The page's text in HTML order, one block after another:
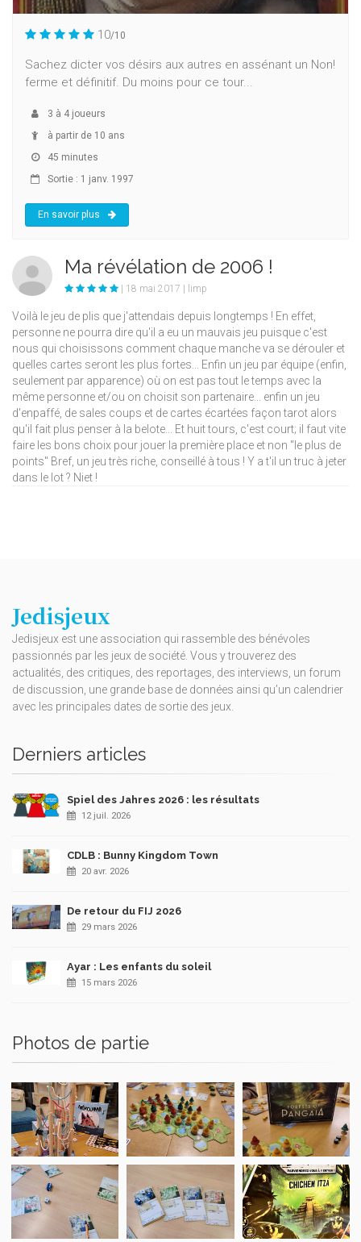
10/10
Sachez dicter vos désirs aux autres en assénant un Non!
ferme et définitif. Du moins pour ce tour...
3 à 4 joueurs
à partir de 10 ans
45 minutes
Sortie : 1 janv. 1997
En savoir plus
Ma révélation de 2006 !
| 18 mai 2017 | limp
Voilà le jeu de plis que j'attendais depuis longtemps ! En effet,
personne ne pourra dire qu'il a eu un mauvais jeu puisque c'est
nous qui choisissons comment chaque manche va se dérouler et
quelles cartes seront les plus fortes... Enfin un jeu par équipe (enfin,
seulement par apparence) où on est pas tout le temps avec la
même personne et/ou on choisit son partenaire... enfin un jeu
d'enpaffé, de sales coups et de cartes écartées façon tarot alors
qu'il fait plus penser à la belote... Et huit tours, c'est court; il faut vite
faire les bons choix pour jouer la première place et non "le plus de
points" Bref, un jeu très riche, conseillé à tous ! Y a t'il un truc à jeter
dans le lot ? Niet !
Jedisjeux
Jedisjeux est une association qui rassemble des bénévoles
passionnés par les jeux de société. Vous y trouverez des
actualités, des critiques, des reportages, des interviews, un forum
de discussion, une grande base de données ainsi qu’un calendrier
avec les principales dates de sortie des jeux.
Derniers articles
Spiel des Jahres 2026 : les résultats
12 juil. 2026
CDLB : Bunny Kingdom Town
20 avr. 2026
De retour du FIJ 2026
29 mars 2026
Ayar : Les enfants du soleil
15 mars 2026
Photos de partie